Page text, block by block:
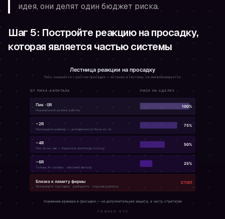
идея, они делят один бюджет риска.
Шаг 5: Постройте реакцию на просадку,
которая является частью системы